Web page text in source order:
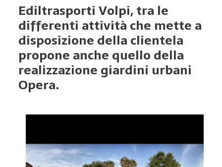
Ediltrasporti Volpi, tra le
differenti attività che mette a
disposizione della clientela
propone anche quello della
realizzazione giardini urbani
Opera.